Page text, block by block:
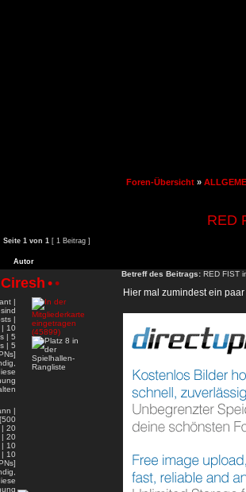
Foren-Übersicht»
RED
Seite 1 von 1 [ 1 Beitrag ]
Autor
Ciresh ••
Betreff des Beitrags: RED FIST
Hier mal zumindest ein